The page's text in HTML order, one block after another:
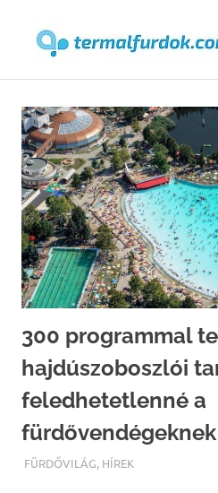
content
300 programmal
hajdúszoboszlói
feledhetetlenné a
fürdővendégeknek
TERMALFURDOK.COM
FÜRDŐVILÁG, HÍREK